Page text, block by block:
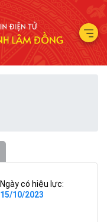
Ngày có hiệu lực:
15/10/2023